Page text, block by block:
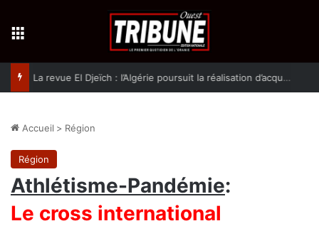
La revue El Djeïch : l’Algérie poursuit la réalisation d’acquis qualitatifs et historiques dans un climat de sécurité et de stabilité
Accueil > Région
Région
Athlétisme-Pandémie:
Le cross international